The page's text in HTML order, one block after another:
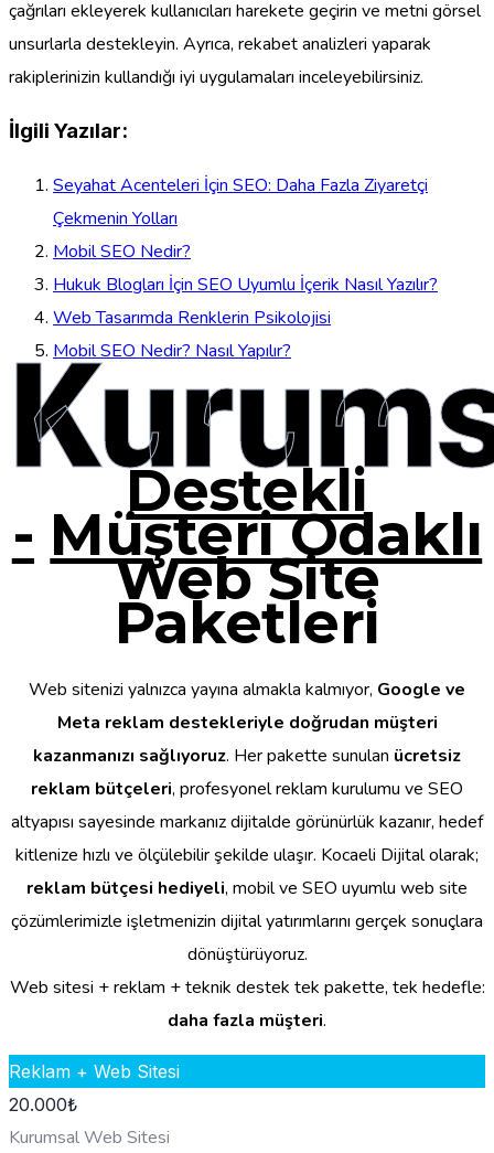
çağrıları ekleyerek kullanıcıları harekete geçirin ve metni görsel
unsurlarla destekleyin. Ayrıca, rekabet analizleri yaparak
rakiplerinizin kullandığı iyi uygulamaları inceleyebilirsiniz.
İlgili Yazılar:
Seyahat Acenteleri İçin SEO: Daha Fazla Ziyaretçi
Çekmenin Yolları
Mobil SEO Nedir?
Hukuk Blogları İçin SEO Uyumlu İçerik Nasıl Yazılır?
Web Tasarımda Renklerin Psikolojisi
Mobil SEO Nedir? Nasıl Yapılır?
Destekli
- Müşteri Odaklı
Web Site
Paketleri
Web sitenizi yalnızca yayına almakla kalmıyor, Google ve
Meta reklam destekleriyle doğrudan müşteri
kazanmanızı sağlıyoruz. Her pakette sunulan ücretsiz
reklam bütçeleri, profesyonel reklam kurulumu ve SEO
altyapısı sayesinde markanız dijitalde görünürlük kazanır, hedef
kitlenize hızlı ve ölçülebilir şekilde ulaşır. Kocaeli Dijital olarak;
reklam bütçesi hediyeli, mobil ve SEO uyumlu web site
çözümlerimizle işletmenizin dijital yatırımlarını gerçek sonuçlara
dönüştürüyoruz.
Web sitesi + reklam + teknik destek tek pakette, tek hedefle:
daha fazla müşteri.
Reklam + Web Sitesi
20.000₺
Kurumsal Web Sitesi